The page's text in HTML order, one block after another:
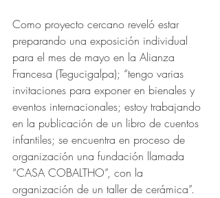
Como proyecto cercano reveló estar
preparando una exposición individual
para el mes de mayo en la Alianza
Francesa (Tegucigalpa); “tengo varias
invitaciones para exponer en bienales y
eventos internacionales; estoy trabajando
en la publicación de un libro de cuentos
infantiles; se encuentra en proceso de
organización una fundación llamada
“CASA COBALTHO”, con la
organización de un taller de cerámica”.